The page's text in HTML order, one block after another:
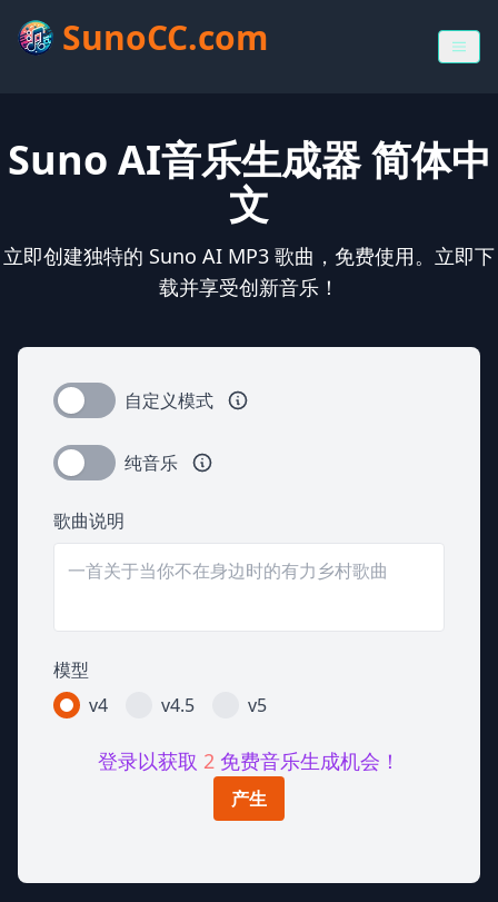
SunoCC.com
Suno AI音乐生成器 简体中
文
立即创建独特的 Suno AI MP3 歌曲，免费使用。立即下
载并享受创新音乐！
自定义模式
纯音乐
歌曲说明
模型
v4
v4.5 v5
登录以获取 2 免费音乐生成机会！
产生